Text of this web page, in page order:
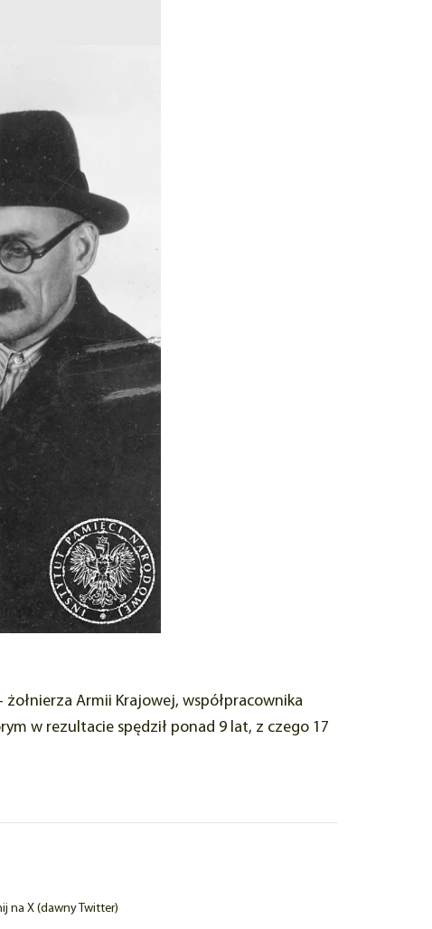
żołnierza Armii Krajowej, współpracownika
w rezultacie spędził ponad 9 lat, z czego 17
na X (dawny Twitter)